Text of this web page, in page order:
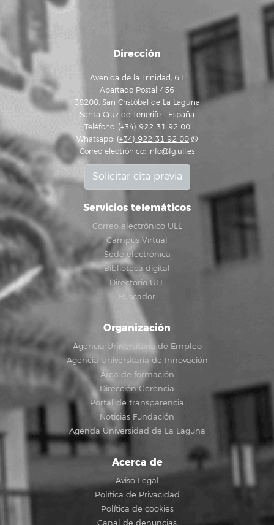
Dirección
Avenida de la Trinidad, 61
Apartado Postal 456
38200, San Cristóbal de La Laguna
Santa Cruz de Tenerife - España
Teléfono: (+34) 922 31 92 00
Whatsapp: (+34) 922 31 92 00
Correo electrónico: info@fg.ull.es
Solicitar cita previa
Servicios telemáticos
Correo electrónico ULL
Campus Virtual
Sede electrónica
Biblioteca digital
Directorio ULL
Buscador
Organización
Agencia Universitaria de Empleo
Agencia Universitaria de Innovación
Área de formación
Dirección Gerencia
Portal de transparencia
Noticias Fundación
Agenda Universidad de La Laguna
Acerca de
Aviso Legal
Política de Privacidad
Política de cookies